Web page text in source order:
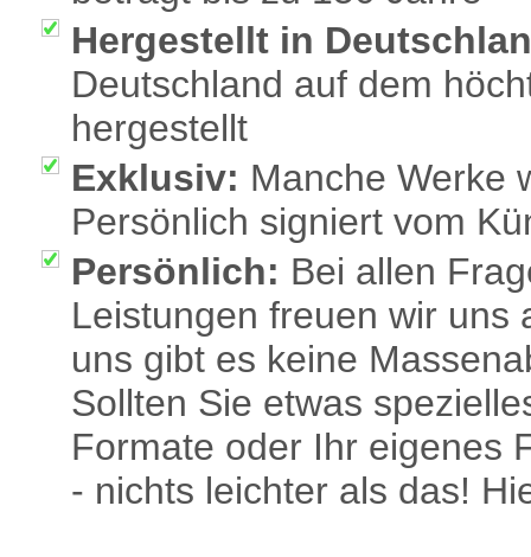
Hergestellt in
Deutschland auf dem
hergestellt
Exklusiv: Manche Werke
Persönlich signiert vom
Persönlich: Bei allen
Leistungen freuen wir uns
uns gibt es keine
Sollten Sie etwas
Formate oder Ihr eigenes
- nichts leichter als das!